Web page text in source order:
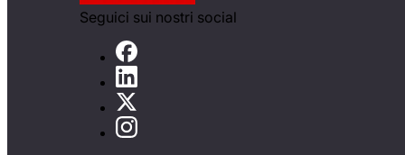
Seguici sui nostri social